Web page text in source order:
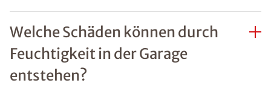
Welche Schäden können durch
Feuchtigkeit in der Garage
entstehen?